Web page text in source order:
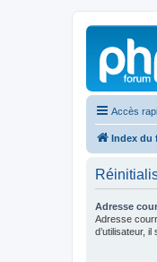
Accès
Index du
Adresse
Adresse
d’utilisateur,